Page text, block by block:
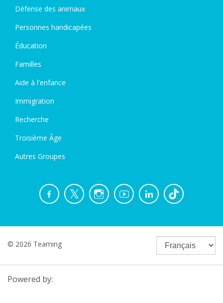
Défense des animaux
Personnes handicapées
Éducation
Familles
Aide à l'enfance
Immigration
Recherche
Troisième Âge
Autres Groupes
© 2026 Teaming
Powered by: